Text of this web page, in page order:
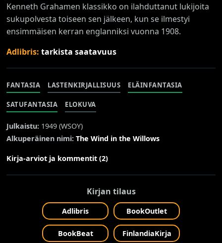
Kenneth Grahamen klassikko on ilahduttanut lukijoita
sukupolvesta toiseen sen jälkeen, kun se ilmestyi
ensimmäisen kerran englanniksi vuonna 1908.
Adlibris:tarkista saatavuus
FANTASIA LASTENKIRJALLISUUS ELÄINFANTASIA
SATUFANTASIA ELOKUVA
Julkaistu: 1949 (WSOY)
Alkuperäinen nimi: The Wind in the Willows
Kirja-arviot ja kommentit (2)
Kirjan tilaus
Adlibris BookOutlet
BookBeat FinlandiaKirja